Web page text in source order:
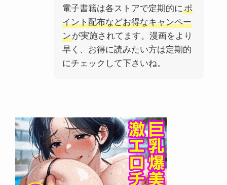
電子書籍は各ストアで定期的にポ
イント配布などお得なキャンペー
ンが実施されてます。漫画をより
早く、お得に読みたい方は定期的
にチェックして下さいね。